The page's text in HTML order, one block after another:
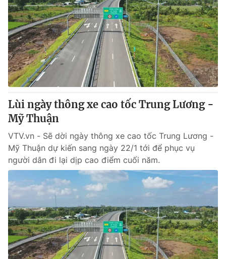
Lùi ngày thông xe cao tốc Trung Lương -
Mỹ Thuận
VTV.vn - Sẽ dời ngày thông xe cao tốc Trung Lương -
Mỹ Thuận dự kiến sang ngày 22/1 tới để phục vụ
người dân đi lại dịp cao điểm cuối năm.